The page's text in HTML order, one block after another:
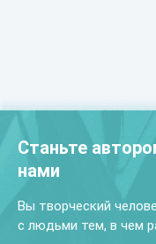
Станьте
нами
Вы творческий
с людьми тем, в чем